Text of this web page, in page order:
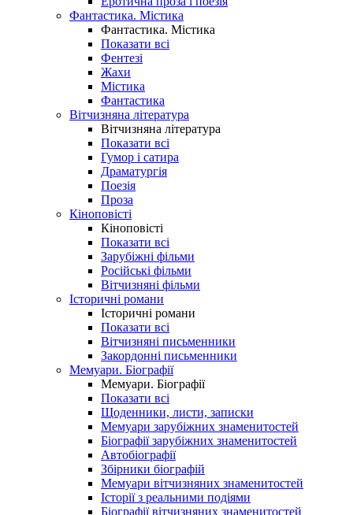
Фантастика. Містика
Фантастика. Містика
Показати всі
Фентезі
Жахи
Містика
Фантастика
Вітчизняна література
Вітчизняна література
Показати всі
Гумор і сатира
Драматургія
Поезія
Проза
Кіноповісті
Кіноповісті
Показати всі
Зарубіжні фільми
Російські фільми
Вітчизняні фільми
Історичні романи
Історичні романи
Показати всі
Вітчизняні письменники
Закордонні письменники
Мемуари. Біографії
Мемуари. Біографії
Показати всі
Щоденники, листи, записки
Мемуари зарубіжних знаменитостей
Біографії зарубіжних знаменитостей
Автобіографії
Збірники біографій
Мемуари вітчизняних знаменитостей
Історії з реальними подіями
Біографії вітчизняних знаменитостей